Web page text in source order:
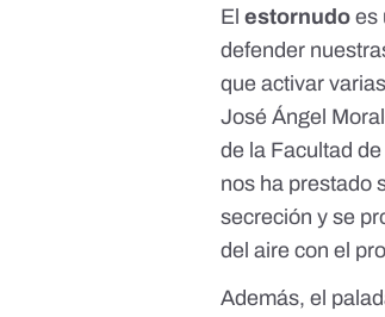
Elestornudo es
defender
que activar
José Ángel
de la Facultad
nos ha prestado
secreción y se
del aire con el
Además, el